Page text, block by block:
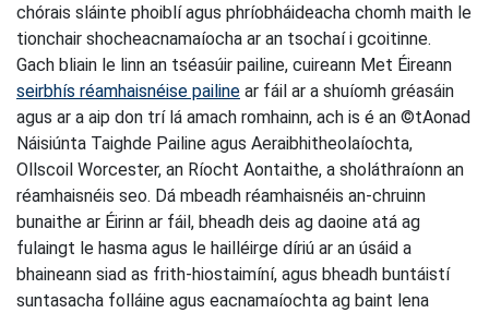
chórais sláinte phoiblí agus phríobháideacha chomh maith le
tionchair shocheacnamaíocha ar an tsochaí i gcoitinne.
Gach bliain le linn an tséasúir pailine, cuireann Met Éireann
seirbhís réamhaisnéise pailine ar fáil ar a shuíomh gréasáin
agus ar a aip don trí lá amach romhainn, ach is é an ©tAonad
Náisiúnta Taighde Pailine agus Aeraibhitheolaíochta,
Ollscoil Worcester, an Ríocht Aontaithe, a sholáthraíonn an
réamhaisnéis seo. Dá mbeadh réamhaisnéis an-chruinn
bunaithe ar Éirinn ar fáil, bheadh deis ag daoine atá ag
fulaingt le hasma agus le hailléirge díriú ar an úsáid a
bhaineann siad as frith-hiostaimíní, agus bheadh buntáistí
suntasacha folláine agus eacnamaíochta ag baint lena